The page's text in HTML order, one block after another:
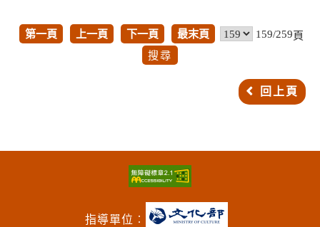
第一頁 上一頁 下一頁 最末頁 159/259頁
回上頁
指導單位︰